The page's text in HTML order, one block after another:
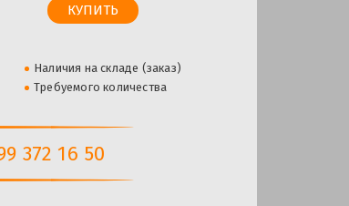
Наличия на складе (заказ)
Требуемого количества
372 16 50